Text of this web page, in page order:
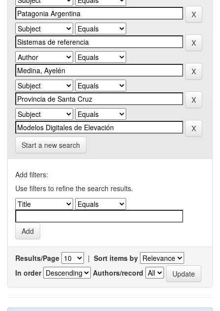
Start a new search
Add filters:
Use filters to refine the search results.
Results/Page | Sort items by
In order
Authors/record